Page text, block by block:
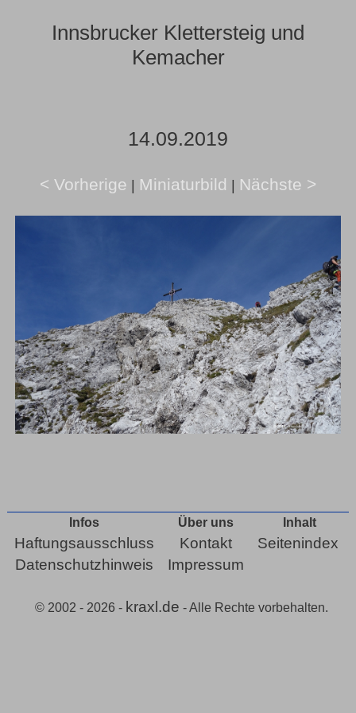
Innsbrucker Klettersteig und
Kemacher
14.09.2019
< Vorherige | Miniaturbild | Nächste >
Infos
Haftungsausschluss
Datenschutzhinweis
Über uns
Kontakt
Impressum
Inhalt
Seitenindex
© 2002 - 2026 - kraxl.de - Alle Rechte vorbehalten.